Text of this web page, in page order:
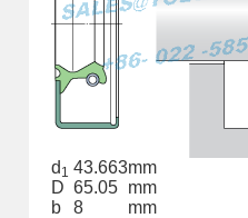
d 1 43.663mm
D 65.05 mm
b
8 mm